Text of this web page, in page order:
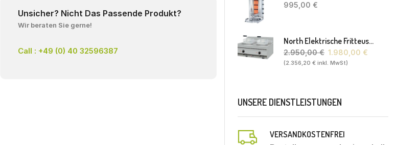
Unsicher? Nicht Das Passende Produkt?
Wir beraten Sie gerne!
Call : +49 (0) 40 32596387
995,00 €
North Elektrische Fritteuse FL20. 80 X 70 X 30(46) Cm
2.950,00€ 1.980,00 €
(2.356,20 € inkl. MwSt)
UNSERE DIENSTLEISTUNGEN
VERSANDKOSTENFREI